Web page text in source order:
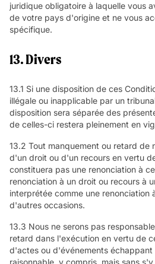
juridique obligatoire à laquelle vous
de votre pays d'origine et ne vous
spécifique.
13. Divers
13.1 Si une disposition de ces
illégale ou inapplicable par un
disposition sera séparée des
de celles-ci restera pleinement en
13.2 Tout manquement ou retard de
d'un droit ou d'un recours en vertu
constituera pas une renonciation à
renonciation à un droit ou recours à
interprétée comme une renonciation
d'autres occasions.
13.3 Nous ne serons pas
retard dans l'exécution en vertu de
d'actes ou d'événements échappant
raisonnable, y compris, mais sans